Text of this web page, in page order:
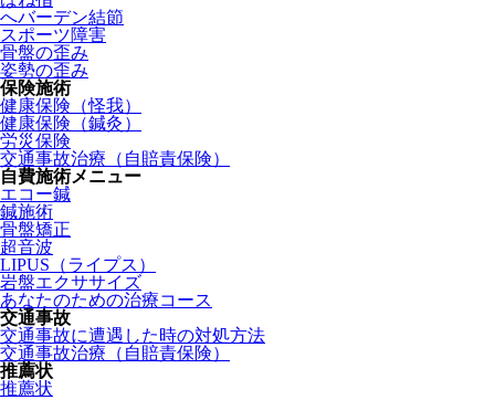
へバーデン結節
スポーツ障害
骨盤の歪み
姿勢の歪み
保険施術
健康保険（怪我）
健康保険（鍼灸）
労災保険
交通事故治療（自賠責保険）
自費施術メニュー
エコー鍼
鍼施術
骨盤矯正
超音波
LIPUS（ライプス）
岩盤エクササイズ
あなたのための治療コース
交通事故
交通事故に遭遇した時の対処方法
交通事故治療（自賠責保険）
推薦状
推薦状